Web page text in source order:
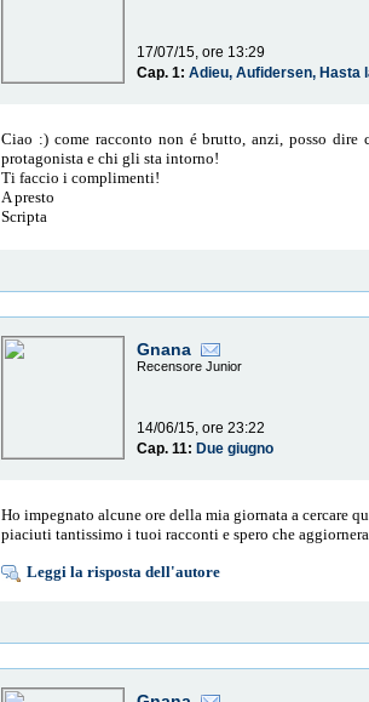
17/07/15, ore 13:29
Cap. 1:Adieu, Aufidersen, Hasta
Ciao :) come racconto non é brutto, anzi, posso dire
protagonista e chi gli sta intorno!
Ti faccio i complimenti!
A presto
Scripta
Gnana
Recensore Junior
14/06/15, ore 23:22
Cap. 11: Due giugno
Ho impegnato alcune ore della mia giornata a cercare
piaciuti tantissimo i tuoi racconti e spero che
Leggi la risposta dell'autore